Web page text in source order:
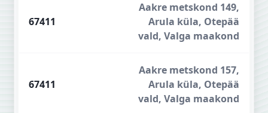
67411
Aakre metskond 149,
Arula küla, Otepää
vald, Valga maakond
67411
Aakre metskond 157,
Arula küla, Otepää
vald, Valga maakond